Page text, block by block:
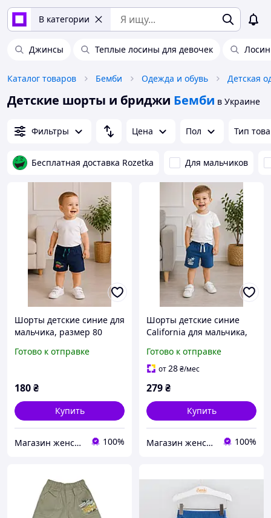
В категории
Джинсы Теплые лосины для девочек
Каталог товаров Бемби Одежда и обувь Детская
Детские шорты и бриджи Бемби в Украине
Фильтры Цена Пол Тип
Бесплатная доставка Rozetka Для мальчиков
Шорты детские синие для
мальчика, размер 80
Готово к отправке
180₴
Купить
Магазин женской и детской одежды "Sunshine" 100%
Шорты детские синие
California для мальчика,
Готово к отправке
от28₴/мес
279₴
Купить
Магазин женской и детской одежды "Sunshine" 100%